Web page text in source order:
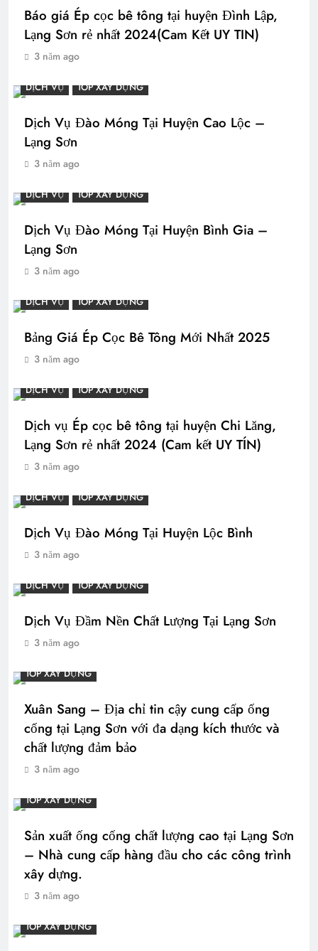
Báo giá Ép cọc bê tông tại huyện Đình Lập,
Lạng Sơn rẻ nhất 2024(Cam Kết UY TIN)
3 năm ago
DỊCH VỤ TOP XÂY DỰNG
Dịch Vụ Đào Móng Tại Huyện Cao Lộc –
Lạng Sơn
3 năm ago
DỊCH VỤ TOP XÂY DỰNG
Dịch Vụ Đào Móng Tại Huyện Bình Gia –
Lạng Sơn
3 năm ago
DỊCH VỤ TOP XÂY DỰNG
Bảng Giá Ép Cọc Bê Tông Mới Nhất 2025
3 năm ago
DỊCH VỤ TOP XÂY DỰNG
Dịch vụ Ép cọc bê tông tại huyện Chi Lăng,
Lạng Sơn rẻ nhất 2024 (Cam kết UY TÍN)
3 năm ago
DỊCH VỤ TOP XÂY DỰNG
Dịch Vụ Đào Móng Tại Huyện Lộc Bình
3 năm ago
DỊCH VỤ TOP XÂY DỰNG
Dịch Vụ Đầm Nền Chất Lượng Tại Lạng Sơn
3 năm ago
TOP XÂY DỰNG
Xuân Sang – Địa chỉ tin cậy cung cấp ống
cống tại Lạng Sơn với đa dạng kích thước và
chất lượng đảm bảo
3 năm ago
TOP XÂY DỰNG
Sản xuất ống cống chất lượng cao tại Lạng Sơn
– Nhà cung cấp hàng đầu cho các công trình
xây dựng.
3 năm ago
TOP XÂY DỰNG